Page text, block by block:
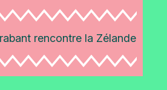
rencontre la Zélande